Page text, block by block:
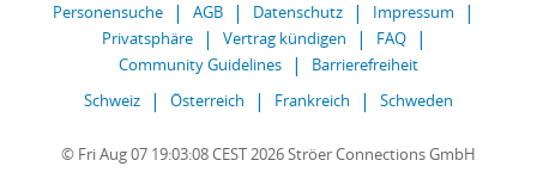
Personensuche AGB Datenschutz
Impressum
Privatsphäre
Vertrag kündigen
FAQ
Community Guidelines
Barrierefreiheit
Schweiz
Österreich Frankreich Schweden
© Fri Aug 07 19:03:08 CEST 2026 Ströer Connections GmbH